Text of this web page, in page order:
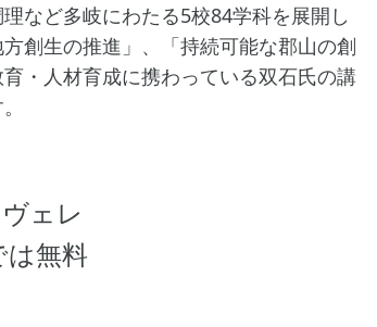
など多岐にわたる5校84学科を展開し
創生の推進」、「持続可能な郡山の創
・人材育成に携わっている双石氏の講
ェレ
無料